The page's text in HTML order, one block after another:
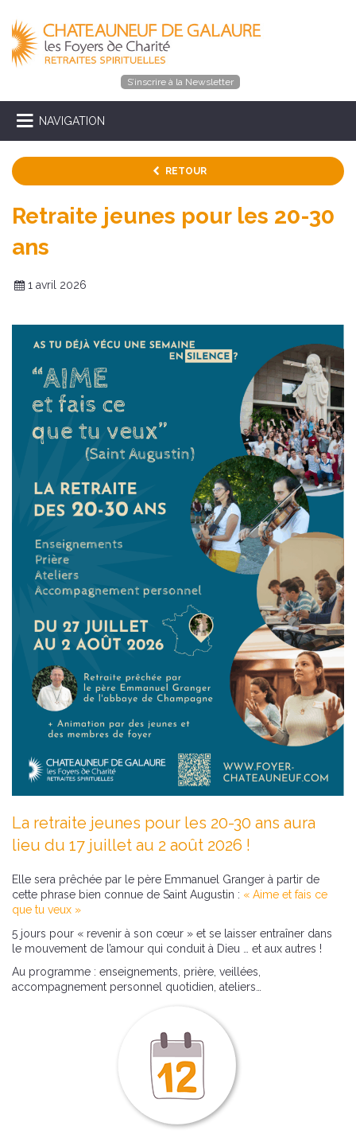
S’inscrire à la Newsletter
NAVIGATION
RETOUR
Retraite jeunes pour les 20-30
ans
1 avril 2026
La retraite jeunes pour les 20-30 ans aura
lieu du 17 juillet au 2 août 2026 !
Elle sera prêchée par le père Emmanuel Granger à partir de
cette phrase bien connue de Saint Augustin : « Aime et fais ce
que tu veux »
5 jours pour « revenir à son cœur » et se laisser entraîner dans
le mouvement de l’amour qui conduit à Dieu … et aux autres !
Au programme : enseignements, prière, veillées,
accompagnement personnel quotidien, ateliers…